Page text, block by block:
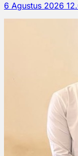
6 Agustus 2026